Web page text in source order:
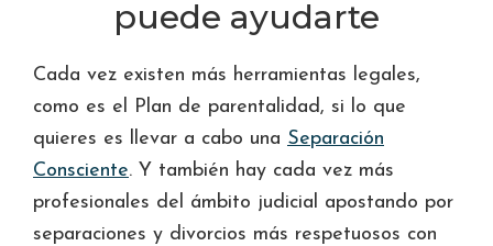
puede ayudarte
Cada vez existen más herramientas legales,
como es el Plan de parentalidad, si lo que
quieres es llevar a cabo una Separación
Consciente. Y también hay cada vez más
profesionales del ámbito judicial apostando por
separaciones y divorcios más respetuosos con